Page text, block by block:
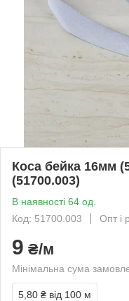
Коса бейка 16мм
(51700.003)
В наявності 64 од.
Код: 51700.003
Опт і
9 ₴/м
Мінімальна сума
5,80 ₴ від 100 м